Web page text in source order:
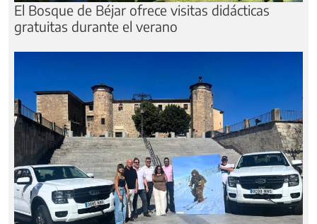
El Bosque de Béjar ofrece visitas didácticas
gratuitas durante el verano